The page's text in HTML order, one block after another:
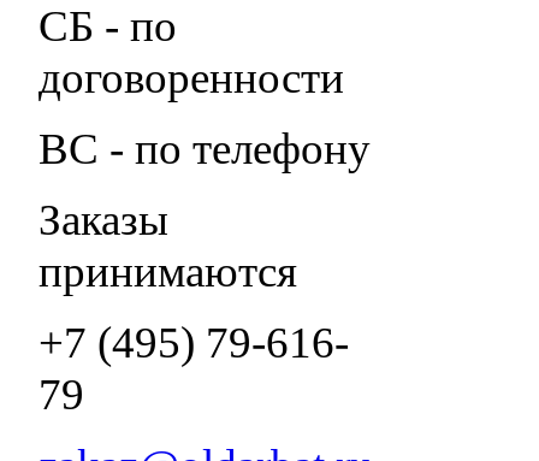
СБ - по
договоренности
ВС - по телефону
Заказы
принимаются
+7 (495) 79-616-
79